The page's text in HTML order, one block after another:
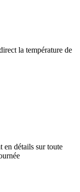
la température de
en détails sur toute